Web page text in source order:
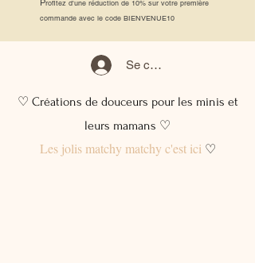
rofitez d'une réduction de 10% sur votre première
commande avec le code BIENVENUE10
Se connecter
♡ Créations de douceurs pour les minis et
leurs mamans ♡
Les jolis matchy matchy c'est ici♡